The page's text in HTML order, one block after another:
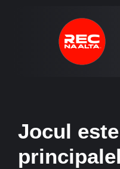
Jocul